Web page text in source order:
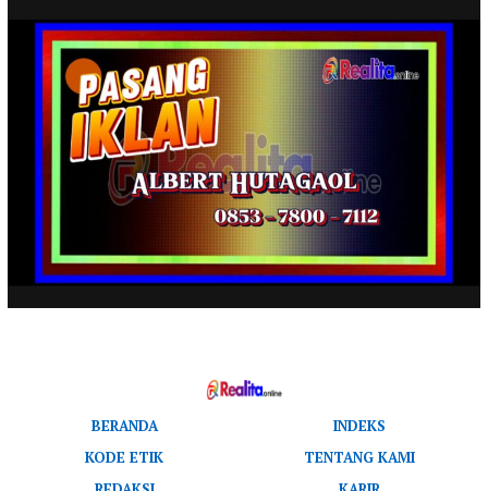
BERANDA
INDEKS
KODE ETIK
TENTANG KAMI